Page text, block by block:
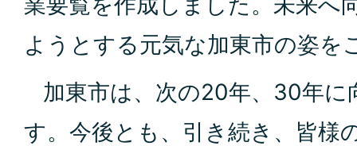
ようとする元気な加東市の姿を
加東市は、次の20年、30年に
す。今後とも、引き続き、皆様